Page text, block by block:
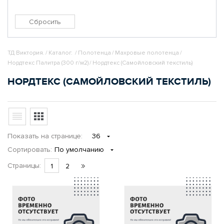
ТД Виктория. / Каталог. / Полотенца / Махровые полотенца /
Нордтекс Палитра (300 г/м2)/ Нордтекс (Самойловский текстиль)
НОРДТЕКС (САМОЙЛОВСКИЙ ТЕКСТИЛЬ)
Показать на странице:
36
Сортировать: По умолчанию
Страницы:
1 2